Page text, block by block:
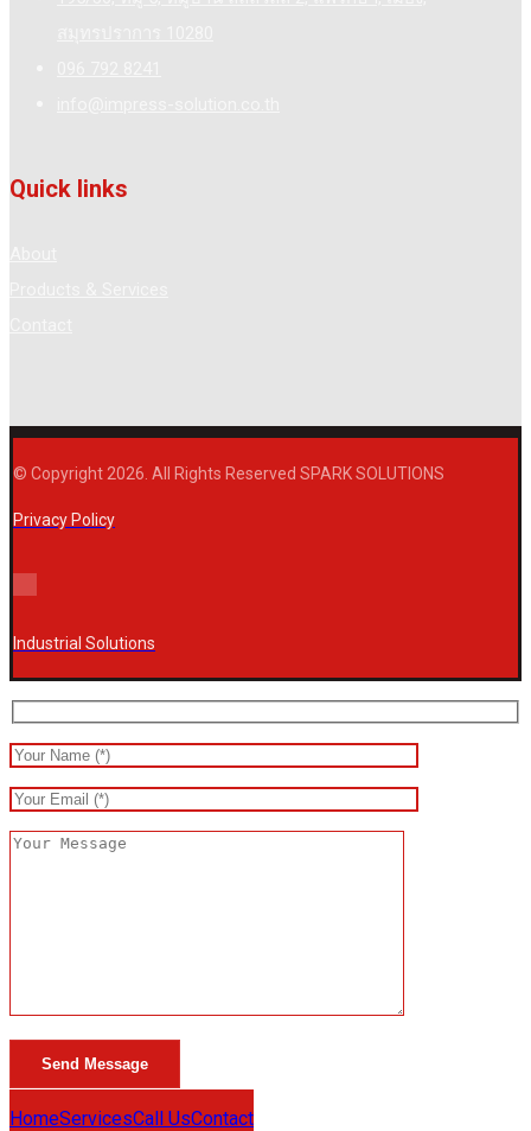
Quick links
© Copyright 2026. All Rights Reserved SPARK SOLUTIONS
Privacy Policy
Industrial Solutions
HomeServicesCall UsContact